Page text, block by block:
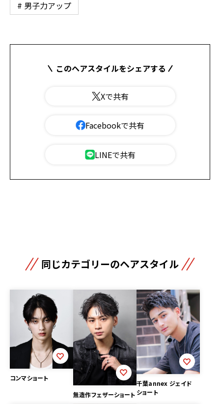
# 男子力アップ
このヘアスタイルをシェアする
Xで共有
Facebookで共有
LINEで共有
同じカテゴリーのヘアスタイル
コンマショート
無造作フェザーショート
千葉annex ジェイド
ショート